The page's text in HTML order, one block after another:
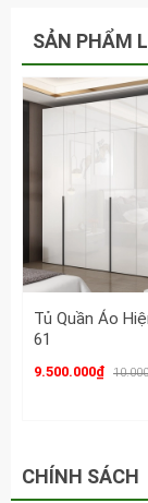
SẢN PHẨM
Tủ Quần Áo
61
9.500.000₫
CHÍNH SÁCH